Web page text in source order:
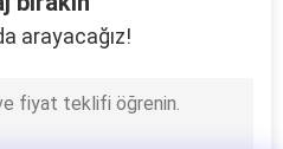
arayacağız!